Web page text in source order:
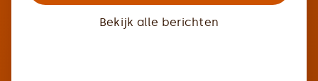
Bekijk alle berichten